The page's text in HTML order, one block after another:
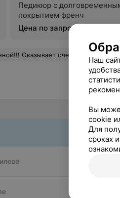
Педикюр с
покрытием френч
Цена по запросу
услуги! Приятна в общении! Я очень довольна, что
Наш
Вы
cookie
Для
сроках